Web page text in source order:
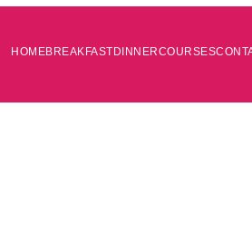
HOMEBREAKFAST DINNERCOURSES